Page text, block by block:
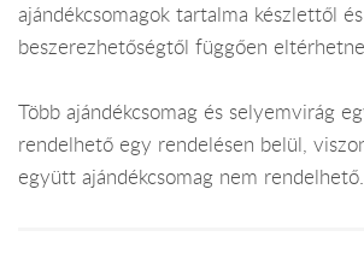
ajándékcsomagok tartalma készlettől és
beszerezhetőségtől függően
Több ajándékcsomag és selyemvirág
rendelhető egy rendelésen belül,
együtt ajándékcsomag nem rendelhető.